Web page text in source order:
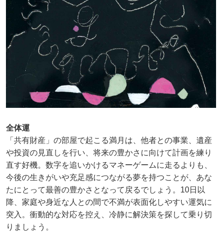
全体運
「共有財産」の部屋で起こる満月は、他者との事業、遺産
や投資の見直しを行い、将来の豊かさに向けて計画を練り
直す好機。数字を追いかけるマネーゲームに走るよりも、
今後の生きがいや充足感につながる夢を持つことが、あな
たにとって最善の豊かさとなって戻るでしょう。10日以
降、家庭や身近な人との間で不満が表面化しやすい運気に
突入。衝動的な対応を控え、冷静に解決策を探して乗り切
りましょう。